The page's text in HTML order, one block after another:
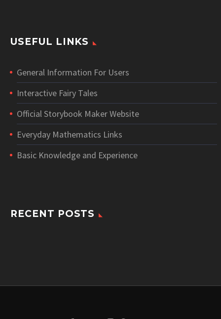
USEFUL LINKS
General Information For Users
Interactive Fairy Tales
Official Storybook Maker Website
Everyday Mathematics Links
Basic Knowledge and Experience
RECENT POSTS